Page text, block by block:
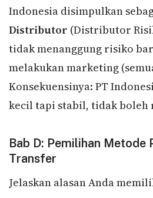
Indonesia disimpulkan
Distributor (Distributor
tidak menanggung risiko
melakukan marketing
Konsekuensinya: PT
kecil tapi stabil, tidak boleh
Bab D: Pemilihan Metode
Transfer
Jelaskan alasan Anda